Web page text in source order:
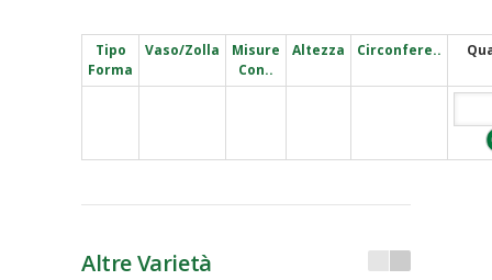
Tipo
Forma
Vaso/Zolla
Misure
Con..
Altezza Circonfere..
Altre Varietà